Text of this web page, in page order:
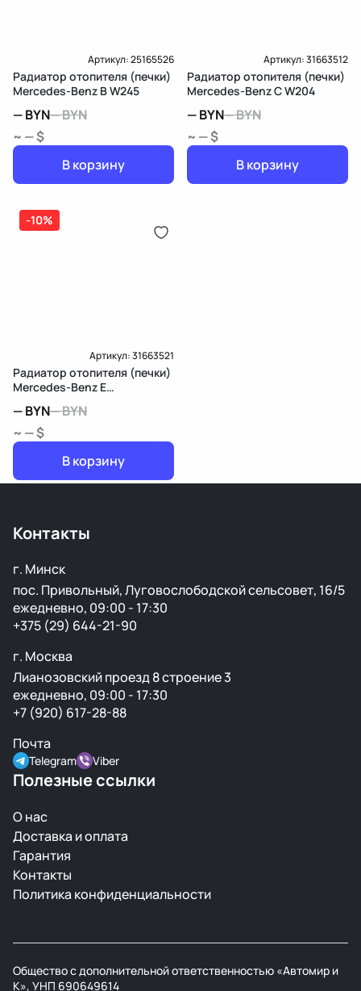
Артикул:25165526
Радиатор отопителя (печки)
Mercedes-Benz B W245
—BYN—BYN
~ — $
В корзину
Артикул:31663512
Радиатор отопителя (печки)
Mercedes-Benz C W204
—BYN—BYN
~ — $
В корзину
-10%
Артикул:31663521
Радиатор отопителя (печки)
Mercedes-Benz E
—BYN—BYN
~ — $
В корзину
Контакты
г. Минск
пос. Привольный, Луговослободской сельсовет, 16/5
ежедневно, 09:00 - 17:30
+375 (29) 644-21-90
г. Москва
Лианозовский проезд 8 строение 3
ежедневно, 09:00 - 17:30
+7 (920) 617-28-88
Почта
Telegram Viber
Полезные ссылки
О нас
Доставка и оплата
Гарантия
Контакты
Политика конфиденциальности
Общество с дополнительной ответственностью «Автомир и
К», УНП 690649614